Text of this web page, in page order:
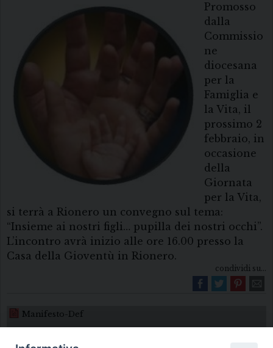
Promosso
dalla
Commissio
ne
diocesana
per la
Famiglia e
la Vita, il
prossimo 2
febbraio, in
occasione
della
Giornata
per la Vita,
si terrà a Rionero un convegno sul tema:
“Insieme ai nostri figli… pupilla dei nostri occhi”.
L’incontro avrà inizio alle ore 16.00 presso la
Casa della Gioventù in Rionero.
condividi su...
Manifesto-Def